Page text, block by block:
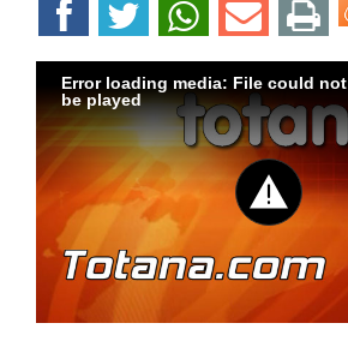
Error loading media: File could not
be played